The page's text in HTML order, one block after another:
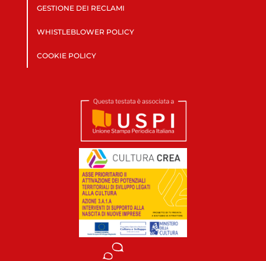
GESTIONE DEI RECLAMI
WHISTLEBLOWER POLICY
COOKIE POLICY